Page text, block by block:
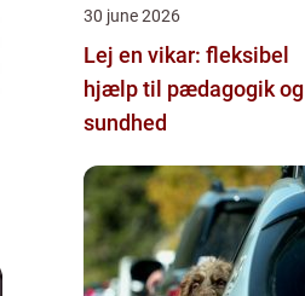
30 june 2026
Lej en vikar: fleksibel
hjælp til pædagogik og
sundhed